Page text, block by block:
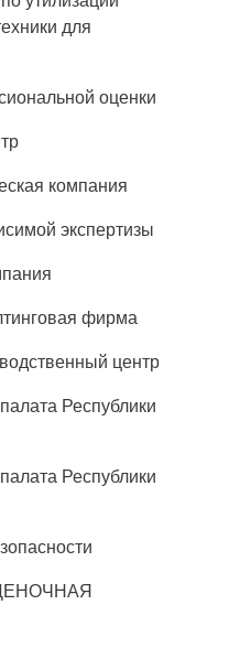
для
оценки
компания
экспертизы
фирма
центр
Республики
Республики